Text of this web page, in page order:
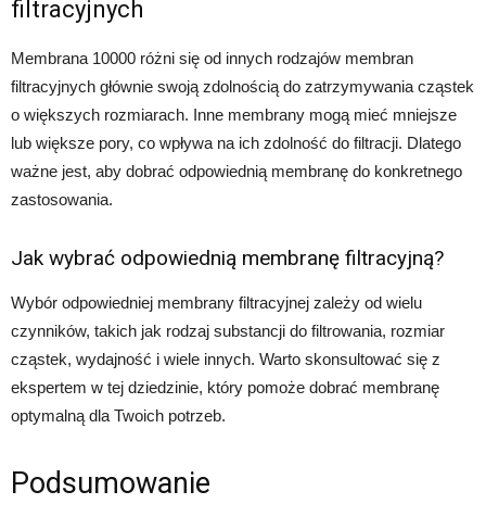
filtracyjnych
Membrana 10000 różni się od innych rodzajów membran
filtracyjnych głównie swoją zdolnością do zatrzymywania cząstek
o większych rozmiarach. Inne membrany mogą mieć mniejsze
lub większe pory, co wpływa na ich zdolność do filtracji. Dlatego
ważne jest, aby dobrać odpowiednią membranę do konkretnego
zastosowania.
Jak wybrać odpowiednią membranę filtracyjną?
Wybór odpowiedniej membrany filtracyjnej zależy od wielu
czynników, takich jak rodzaj substancji do filtrowania, rozmiar
cząstek, wydajność i wiele innych. Warto skonsultować się z
ekspertem w tej dziedzinie, który pomoże dobrać membranę
optymalną dla Twoich potrzeb.
Podsumowanie